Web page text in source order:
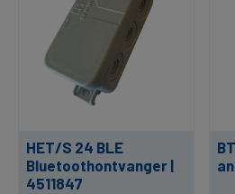
HET/S 24 BLE
Bluetoothontvanger |
4511847